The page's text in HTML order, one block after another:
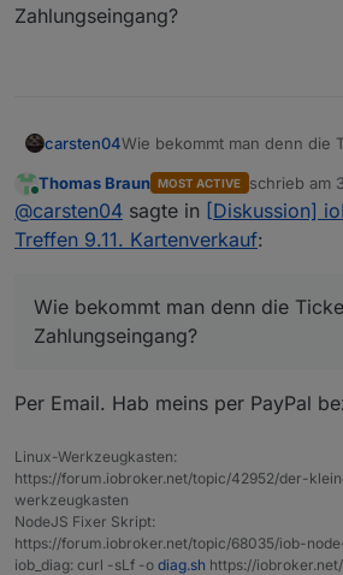
Zahlungseingang?
carsten04Wie bekommt man denn die
Online
Thomas Braun MOST ACTIVE schrieb am
zuletzt
@carsten04 sagte in [Diskussion]
Treffen 9.11. Kartenverkauf:
Wie bekommt man denn die
Zahlungseingang?
Per Email. Hab meins per PayPal
Linux-Werkzeugkasten:
https://forum.iobroker.net/topic/42952/der-
werkzeugkasten
NodeJS Fixer Skript:
https://forum.iobroker.net/topic/68035/iob-
iob_diag: curl -sLf -o diag.sh https://